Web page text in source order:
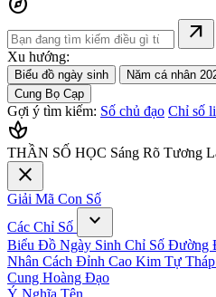
arrow_outward
Xu hướng:
Biểu đồ ngày sinh Năm cá nhân
Cung Bọ Cạp
Gợi ý tìm kiếm: Số chủ đạo Chỉ số
spa
THẦN SỐ HỌC Sáng Rõ Tương
close
Giải Mã Con Số
Các Chỉ Số
expand_more
Biểu Đồ Ngày Sinh Chỉ Số Đường
Nhân Cách Đỉnh Cao Kim Tự Tháp
Cung Hoàng Đạo
Ý Nghĩa Tên